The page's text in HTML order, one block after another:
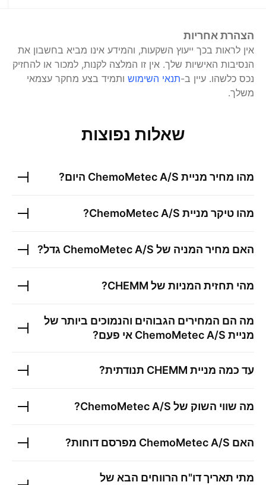
הצהרת אחריות
אין לראות בכך ייעוץ השקעות, והמידע אינו מביא בחשבון את
הנסיבות האישיות שלך. אין זו המלצה לקנות, למכור או להחזיק
נכס כלשהו. עיין ב-תנאי השימוש ותמיד בצע מחקר עצמאי
משלך.
שאלות נפוצות
מהו מחיר מניית ChemoMetec A/S היום?
מהו טיקר מניית ChemoMetec A/S
?
האם מחיר המניה של ChemoMetec A/S גדל?
מהי תחזית המניות של CHEMM
?
מה הם המחירים הגבוהים והנמוכים ביותר של
מניית ChemoMetec A/S אי פעם?
עד כמה מניית CHEMM תנודתית?
מה שווי השוק של ChemoMetec A/S
?
האם ChemoMetec A/S מפרסם דוחות?
מתי תאריך דו"ח הרווחים הבא של